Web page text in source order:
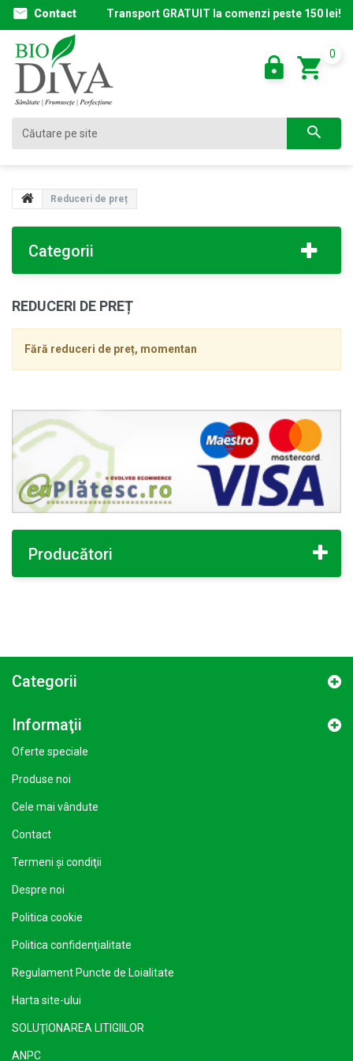
Contact Transport GRATUIT la comenzi peste 150 lei!
0
Reduceri de preț
Categorii
REDUCERI DE PREȚ
Fără reduceri de preț, momentan
Producători
Categorii
Informaţii
Oferte speciale
Produse noi
Cele mai vândute
Contact
Termeni şi condiţii
Despre noi
Politica cookie
Politica confidenţialitate
Regulament Puncte de Loialitate
Harta site-ului
SOLUŢIONAREA LITIGIILOR
ANPC